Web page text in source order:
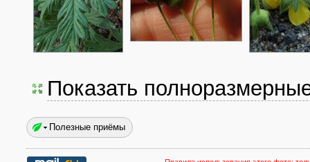
Показать
Полезные приёмы